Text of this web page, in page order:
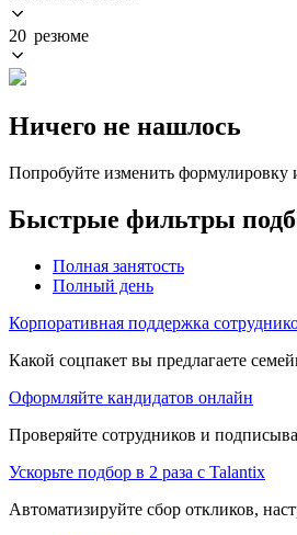
20 резюме
Ничего не нашлось
Попробуйте изменить формулировку
Быстрые фильтры
Полная занятость
Полный день
Корпоративная поддержка
Какой соцпакет вы предлагаете
Оформляйте кандидатов онлайн
Проверяйте сотрудников и
Ускорьте подбор в 2 раза с Talantix
Автоматизируйте сбор откликов,